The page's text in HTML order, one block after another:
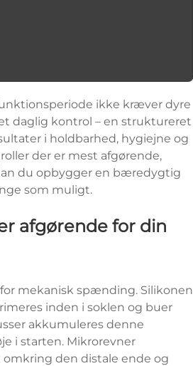
ikke kræver dyre
daglig kontrol – en struktureret
i holdbarhed, hygiejne og
der er mest afgørende,
du opbygger en bæredygtig
som muligt.
afgørende for din
mekanisk spænding. Silikonen
inden i soklen og buer
akkumuleres denne
i starten. Mikrorevner
den distale ende og